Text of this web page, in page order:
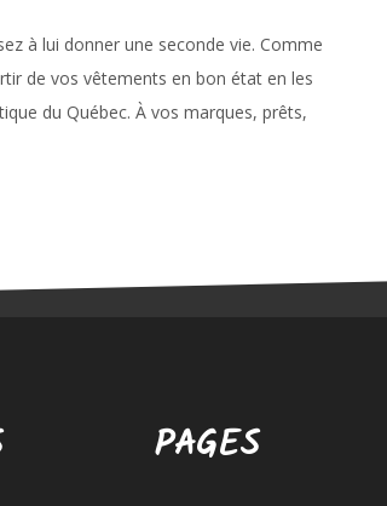
à lui donner une seconde vie. Comme
de vos vêtements en bon état en les
du Québec. À vos marques, prêts,
PAGES